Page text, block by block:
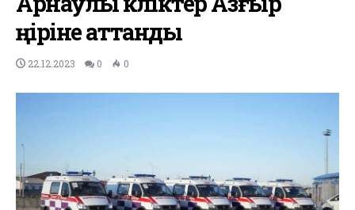
өңіріне аттанды
22.12.2023 0 0